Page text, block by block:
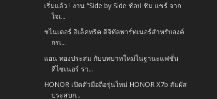
เริ่มแล้ว ! งาน “Side by Side ช้อป ชิม แชร์ จาก
ใจเ...
ชไนเดอร์ อิเล็คทริค ดิจิทัลพาร์ทเนอร์สำหรับองค์
กรเ...
แอน ทองประสม กับบทบาทใหม่ในฐานะแฟชั่น
ดีไซเนอร์ ร่ว...
HONOR เปิดตัวมือถือรุ่นใหม่ HONOR X7b สัมผัส
ประสบก...